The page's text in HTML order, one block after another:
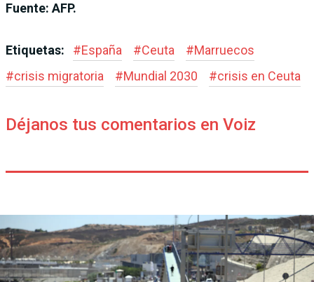
Fuente: AFP.
Etiquetas: #España #Ceuta #Marruecos
#crisis migratoria #Mundial 2030 #crisis en Ceuta
Déjanos tus comentarios en Voiz